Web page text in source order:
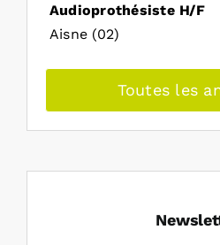
Audioprothésiste H/F
Aisne (02)
Toutes les